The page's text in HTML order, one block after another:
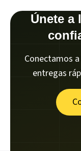
Únete a
Conectamos
entregas